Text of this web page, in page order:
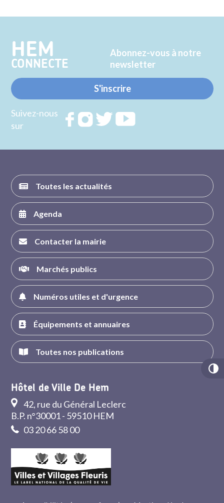
Twitter
Facebook
HEM
CONNECTE
Abonnez-vous à notre
newsletter
S'inscrire
Suivez-nous
sur
RejoignezRejoignezRejoignez
Toutes les actualités
Agenda
Contacter la mairie
Marchés publics
Numéros utiles et d'urgence
Équipements et annuaires
Toutes nos publications
Hôtel de Ville De Hem
42, rue du Général Leclerc
B.P. n°30001 - 59510 HEM
03 20 66 58 00